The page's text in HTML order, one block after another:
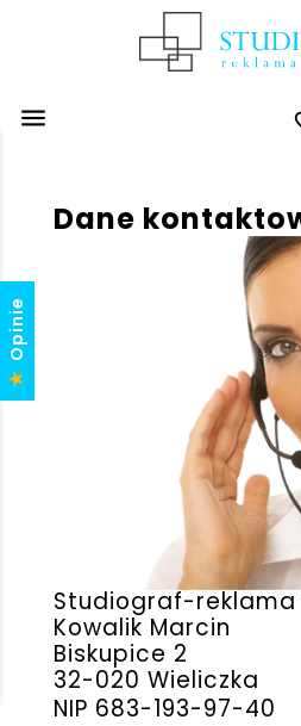

Dane
Studiograf-reklama
Kowalik Marcin
Biskupice 2
32-020 Wieliczka
NIP 683-193-97-40
Opinie